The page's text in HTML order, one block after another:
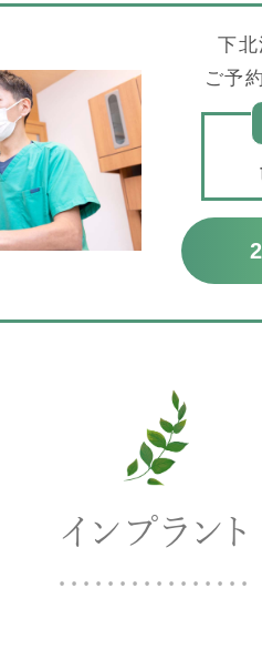
下
ご予
インプラント